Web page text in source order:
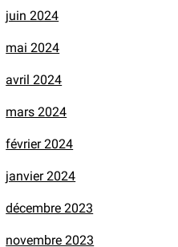
juin 2024
mai 2024
avril 2024
mars 2024
février 2024
janvier 2024
décembre 2023
novembre 2023